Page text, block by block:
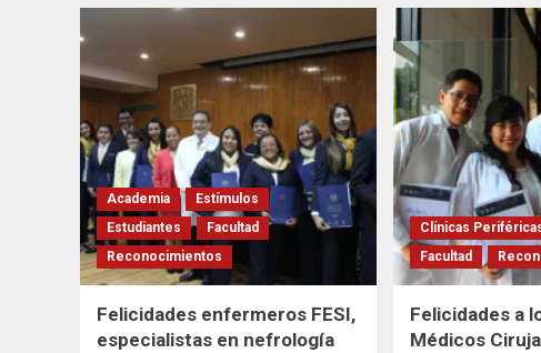
Academia
Estímulos
Estudiantes
Facultad
Reconocimientos
Felicidades enfermeros FESI,
especialistas en nefrología
Clínicas
Facultad
Felicidades a
Médicos